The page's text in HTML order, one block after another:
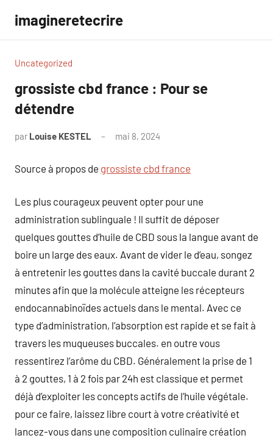
contenu
imagineretecrire
Uncategorized
grossiste cbd france : Pour se
détendre
par Louise KESTEL mai 8, 2024
Source à propos de grossiste cbd france
Les plus courageux peuvent opter pour une
administration sublinguale ! Il suffit de déposer
quelques gouttes d’huile de CBD sous la langue avant de
boire un large des eaux. Avant de vider le d’eau, songez
à entretenir les gouttes dans la cavité buccale durant 2
minutes afin que la molécule atteigne les récepteurs
endocannabinoïdes actuels dans le mental. Avec ce
type d’administration, l’absorption est rapide et se fait à
travers les muqueuses buccales. en outre vous
ressentirez l’arôme du CBD. Généralement la prise de 1
à 2 gouttes, 1 à 2 fois par 24h est classique et permet
déjà d’exploiter les concepts actifs de l’huile végétale.
pour ce faire, laissez libre court à votre créativité et
lancez-vous dans une composition culinaire création